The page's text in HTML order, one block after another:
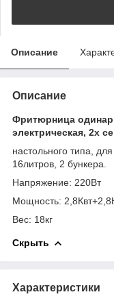
Описание
Описание
Фритюрница
электрическая, 2х
настольного типа,
16литров, 2 бункера.
Напряжение: 220Вт
Мощность:
Вес: 18кг
Скрыть
Характеристики